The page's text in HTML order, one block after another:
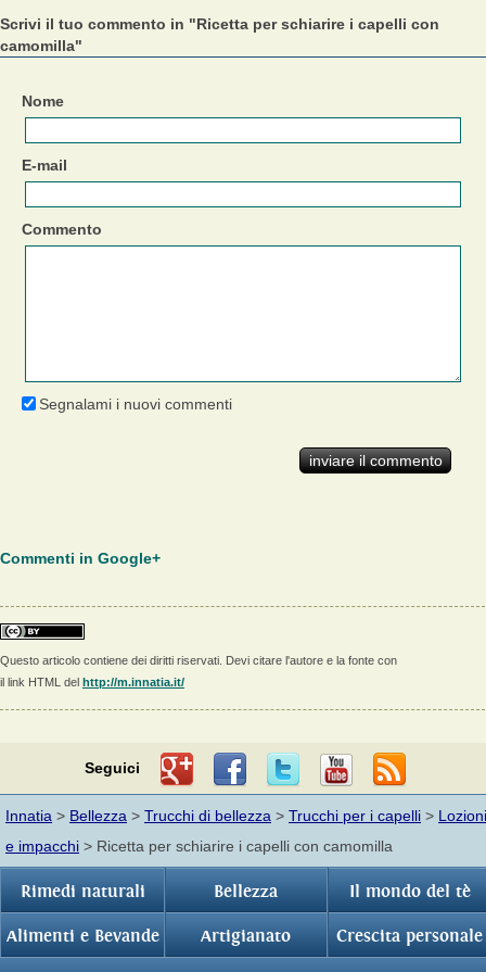
Scrivi il tuo commento in "Ricetta per schiarire i capelli con
camomilla"
Nome
E-mail
Commento
Segnalami i nuovi commenti
Commenti in Google+
Questo articolo contiene dei diritti riservati. Devi citare l'autore e la fonte con
il link HTML del http://m.innatia.it/
Seguici
Innatia > Bellezza > Trucchi di bellezza > Trucchi per i capelli > Lozioni
e impacchi > Ricetta per schiarire i capelli con camomilla
Rimedi naturali Bellezza Il mondo del tè
Alimenti e Bevande Artigianato Crescita personale